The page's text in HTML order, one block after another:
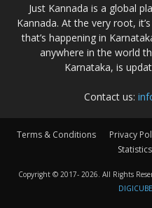
Just Kannada is a global
Kannada. At the very root,
that’s happening in
anywhere in the world
Karnataka, is
Contact us:
Terms & Conditions Privacy
Statistics
Copyright © 2017- 2026. All Rights